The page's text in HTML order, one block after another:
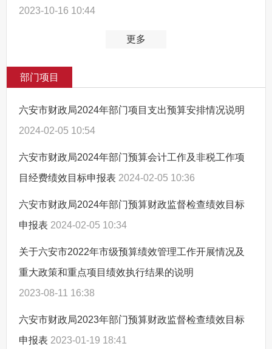
2023-10-16 10:44
更多
部门项目
六安市财政局2024年部门项目支出预算安排情况说明
2024-02-05 10:54
六安市财政局2024年部门预算会计工作及非税工作项
目经费绩效目标申报表 2024-02-05 10:36
六安市财政局2024年部门预算财政监督检查绩效目标
申报表 2024-02-05 10:34
关于六安市2022年市级预算绩效管理工作开展情况及
重大政策和重点项目绩效执行结果的说明
2023-08-11 16:38
六安市财政局2023年部门预算财政监督检查绩效目标
申报表 2023-01-19 18:41